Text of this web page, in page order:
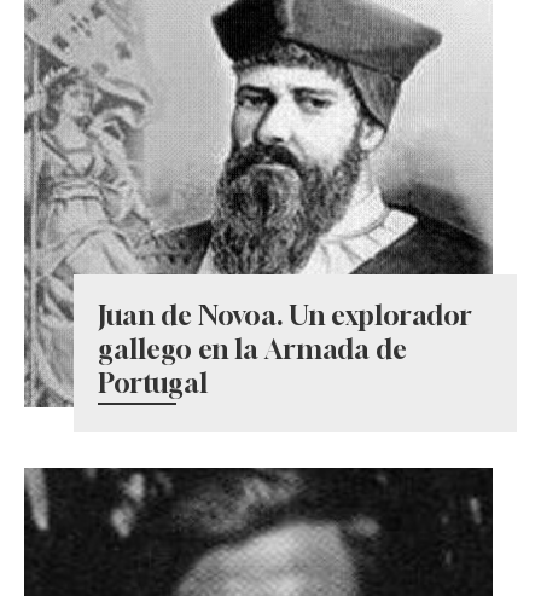
Juan de Novoa. Un explorador
gallego en la Armada de
Portugal